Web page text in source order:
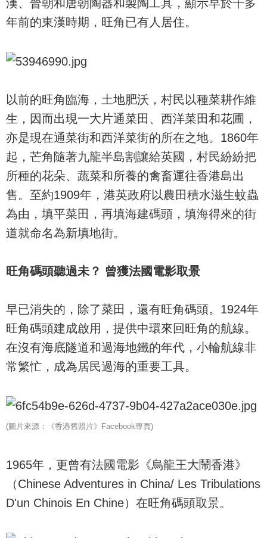
漢、晉朝和唐朝陶器和製陶工具，顯示早於千多
年前的東漢時期，旺角已有人居住。
以前的旺角臨海，土地肥沃，村民以種菜耕作維
生，因而出現一大片通菜田、西洋菜田和花圃，
亦是現在通菜街和西洋菜街的所在之地。1860年
起，芒角隨著九龍半島割讓給英國，村民紛紛把
所種的花朵、蔬菜和所養的禽畜運往香港島出
售。至約1909年，港英政府以農田積水滋生蚊蟲
為由，填平菜田，再填海建碼頭，填海得來的街
道就命名為新填地街。
旺角碼頭聽過未？ 曾獲法國電影取景
早已消失的，除了菜田，還有旺角碼頭。1924年
旺角碼頭建成啟用，提供中環來回旺角的航線。
在沒有海底隧道和過海地鐵的年代，小輪航線非
常繁忙，成為居民過海的重要工具。
(圖片來源：《香港舊照片》Facebook專頁)
1965年，更曾有法國電影《烏龍王大鬧香港》
（Chinese Adventures in China/ Les Tribulations
D'un Chinois En Chine）在旺角碼頭取景。